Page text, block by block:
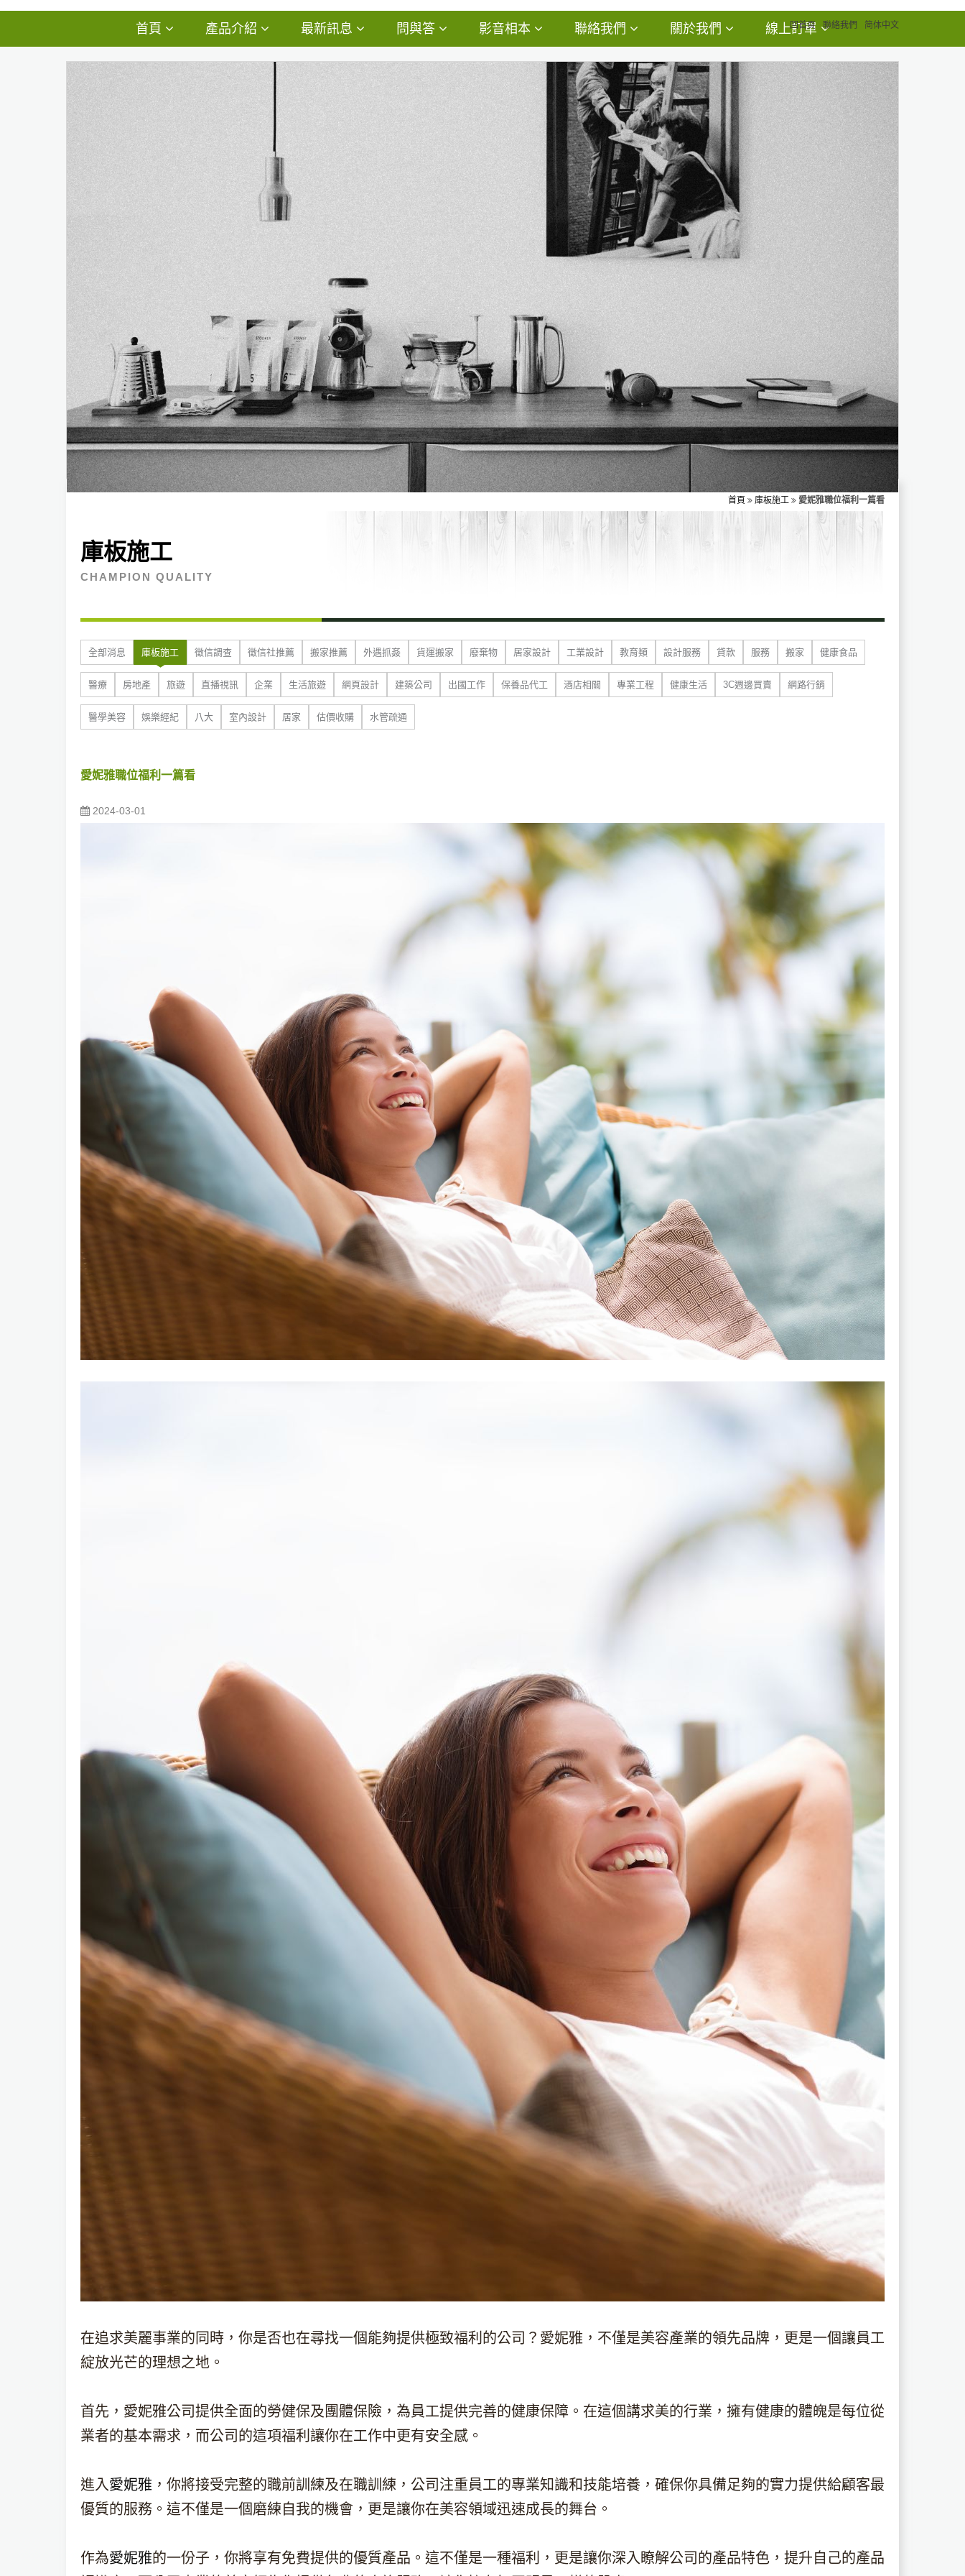
回首頁 聯絡我們 简体中文
首頁 產品介紹 最新訊息 問與答 影音相本 聯絡我們 關於我們 線上訂單
首頁 庫板施工 愛妮雅職位福利一篇看
庫板施工
CHAMPION QUALITY
全部消息 庫板施工 徵信調查 徵信社推薦 搬家推薦 外遇抓姦 貨運搬家 廢棄物 居家設計 工業設計 教育類 設計服務 貸款 服務 搬家 健康食品
醫療 房地產 旅遊 直播視訊 企業 生活旅遊 網頁設計 建築公司 出國工作 保養品代工 酒店相關 專業工程 健康生活 3C週邊買賣 網路行銷
醫學美容 娛樂經紀 八大 室內設計 居家 估價收購 水管疏通
愛妮雅職位福利一篇看
2024-03-01
在追求美麗事業的同時，你是否也在尋找一個能夠提供極致福利的公司？愛妮雅，不僅是美容產業的領先品牌，更是一個讓員工
綻放光芒的理想之地。
首先，愛妮雅公司提供全面的勞健保及團體保險，為員工提供完善的健康保障。在這個講求美的行業，擁有健康的體魄是每位從
業者的基本需求，而公司的這項福利讓你在工作中更有安全感。
進入愛妮雅 ，你將接受完整的職前訓練及在職訓練，公司注重員工的專業知識和技能培養，確保你具備足夠的實力提供給顧客最
優質的服務。這不僅是一個磨練自我的機會，更是讓你在美容領域迅速成長的舞台。
作為愛妮雅的一份子，你將享有免費提供的優質產品。這不僅是一種福利，更是讓你深入瞭解公司的產品特色，提升自己的產品